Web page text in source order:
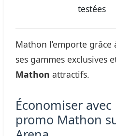
testées
Mathon l’emporte grâce
ses gammes exclusives
Mathon attractifs.
Économiser avec
promo Mathon